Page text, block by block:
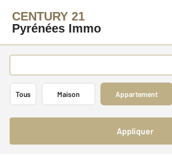
CENTURY 21
Pyrénées Immo
Tous Maison Appartement
Appliquer